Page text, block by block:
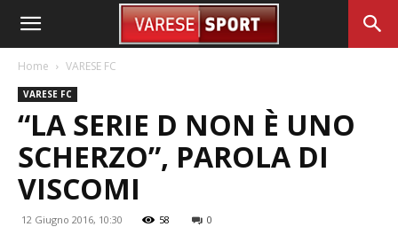
Home VARESE FC
VARESE FC
“LA SERIE D NON È UNO
SCHERZO”, PAROLA DI
VISCOMI
12 Giugno 2016, 10:30 58 0